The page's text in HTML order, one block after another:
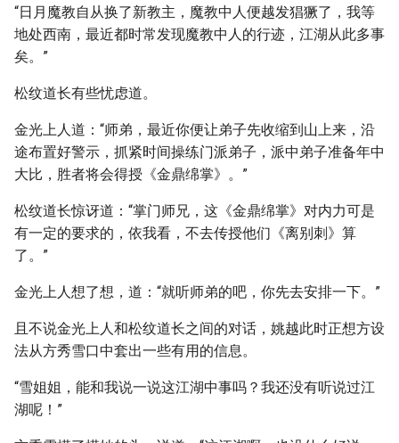
“日月魔教自从换了新教主，魔教中人便越发猖獗了，我等
地处西南，最近都时常发现魔教中人的行迹，江湖从此多事
矣。”
松纹道长有些忧虑道。
金光上人道：“师弟，最近你便让弟子先收缩到山上来，沿
途布置好警示，抓紧时间操练门派弟子，派中弟子准备年中
大比，胜者将会得授《金鼎绵掌》。”
松纹道长惊讶道：“掌门师兄，这《金鼎绵掌》对内力可是
有一定的要求的，依我看，不去传授他们《离别刺》算
了。”
金光上人想了想，道：“就听师弟的吧，你先去安排一下。”
且不说金光上人和松纹道长之间的对话，姚越此时正想方设
法从方秀雪口中套出一些有用的信息。
“雪姐姐，能和我说一说这江湖中事吗？我还没有听说过江
湖呢！”